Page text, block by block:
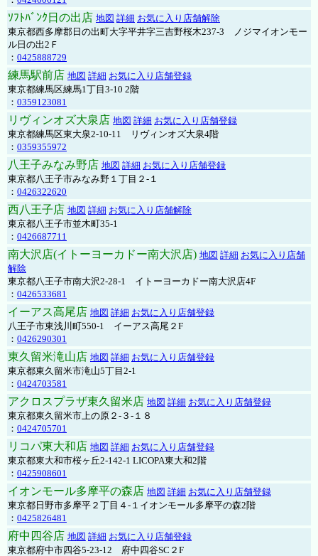
ｿﾌﾄﾊﾞﾝｸ日の出店 地図 詳細 お気に入り店舗解除
東京都西多摩郡日の出町大字平井字三吉野桜木237-3 ノジマイオンモー
ル日の出2Ｆ
： 0425888729
練馬駅前店 地図 詳細 お気に入り店舗登録
東京都練馬区練馬1丁目3-10 2階
： 0359123081
リヴィンオズ大泉店 地図 詳細 お気に入り店舗登録
東京都練馬区東大泉2-10-11 リヴィンオズ大泉4階
： 0359355972
八王子みなみ野店 地図 詳細 お気に入り店舗登録
東京都八王子市みなみ野１丁目２-１
： 0426322620
西八王子店 地図 詳細 お気に入り店舗解除
東京都八王子市並木町35-1
： 0426687711
南大沢店(イトーヨーカドー南大沢店) 地図 詳細 お気に入り店舗
解除
東京都八王子市南大沢2-28-1 イトーヨーカドー南大沢店4F
： 0426533681
イーアス高尾店 地図 詳細 お気に入り店舗登録
八王子市東浅川町550-1 イーアス高尾２F
： 0426290301
東久留米滝山店 地図 詳細 お気に入り店舗登録
東京都東久留米市滝山5丁目2-1
： 0424703581
アクロスプラザ東久留米店 地図 詳細 お気に入り店舗登録
東京都東久留米市上の原２-３-１８
： 0424705701
リコパ東大和店 地図 詳細 お気に入り店舗登録
東京都東大和市桜ヶ丘2-142-1 LICOPA東大和2階
： 0425908601
イオンモール多摩平の森店 地図 詳細 お気に入り店舗登録
東京都日野市多摩平２丁目４-１イオンモール多摩平の森2階
： 0425826481
府中四谷店 地図 詳細 お気に入り店舗登録
東京都府中市四谷5-23-12 府中四谷SC２F